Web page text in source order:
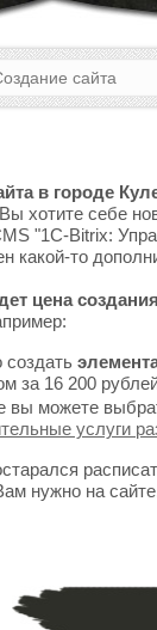
сайта
в городе
хотите себе
"1C-Bitrix:
какой-то
цена
создать
за 16 200
вы можете
услуги
нужно на